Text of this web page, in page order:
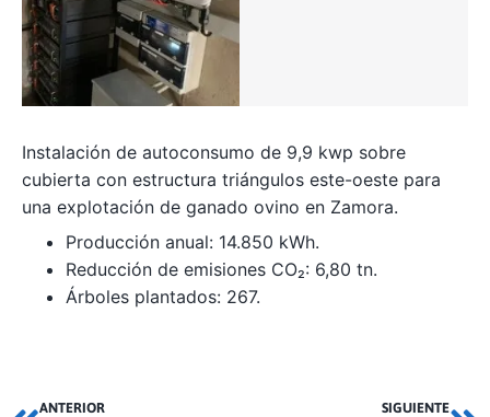
Instalación de autoconsumo de 9,9 kwp sobre
cubierta con estructura triángulos este-oeste para
una explotación de ganado ovino en Zamora.
Producción anual: 14.850 kWh.
Reducción de emisiones CO₂: 6,80 tn.
Árboles plantados: 267.
ANTERIOR SIGUIENTE